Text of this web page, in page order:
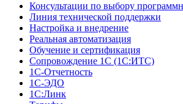
Консультации по выбору
Линия технической поддержки
Настройка и внедрение
Реальная автоматизация
Обучение и сертификация
Сопровождение 1С (1С:ИТС)
1С-Отчетность
1С-ЭДО
1С:Линк